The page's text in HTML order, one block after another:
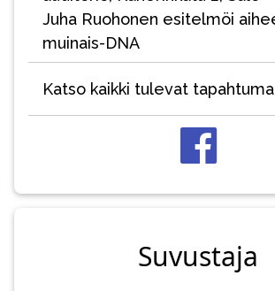
Juha Ruohonen esitelmöi
muinais-DNA
Katso kaikki tulevat
Suvustaja